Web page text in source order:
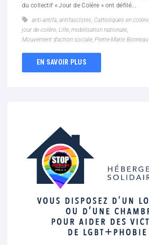
du collectif « Jour de Colère » ont défilé...
anti-antifa antifascistes Catholiques en colère
jour de colère Lille mobilisation nationale
Mouvement d'action sociale Pierre-Marie Bonneau
EN SAVOIR PLUS